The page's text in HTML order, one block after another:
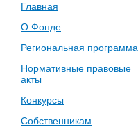
Главная
О Фонде
Региональная программа
Нормативные правовые
акты
Конкурсы
Собственникам